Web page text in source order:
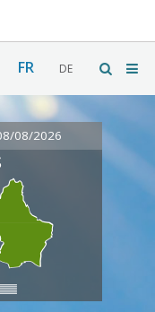
FR DE
08/2026